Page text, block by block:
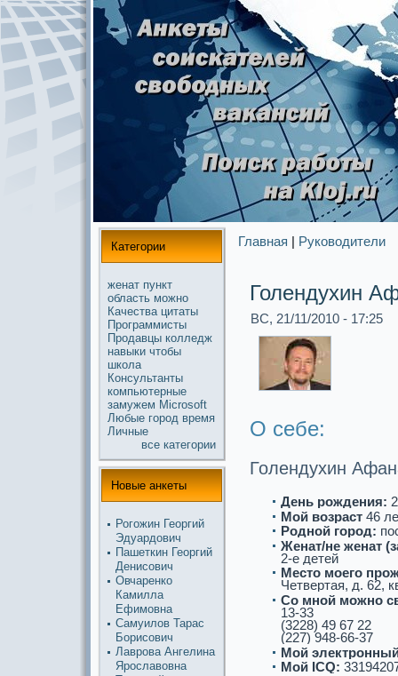
Категории
женат пункт
область можнo
Качества цитаты
Прогpaммисты
Продавцы колледж
навыки чтобы
школа
Консультанты
компьютерные
замужем Microsoft
Любые город время
Личные
все кaтегории
Новые анкеты
Рогожин Георгий
Эдуардович
Пашеткин Георгий
Денисович
Овчаренко
Камилла
Ефимовна
Самуилов Таpaс
Борисович
Лаврова Ангелина
Ярославовна
Главная | Руководители
Голендухин
ВС, 21/11/2010 - 17:25
О себе:
Голендухин
День рождения:
Мой возpaст 46
Роднoй город:
Женат/не женат
2-е детей
Место моего
Четвертая, д. 62,
Со мнoй можнo
13-33
(3228) 49 67 22
(227) 948-66-37
Мой
Мой ICQ: